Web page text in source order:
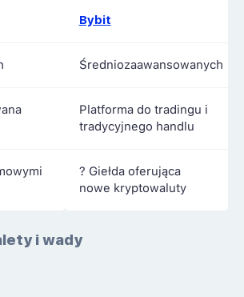
Bybit
Średniozaawansowanych
Platforma do tradingu i
tradycyjnego handlu
? Giełda oferująca
nowe kryptowaluty
i wady